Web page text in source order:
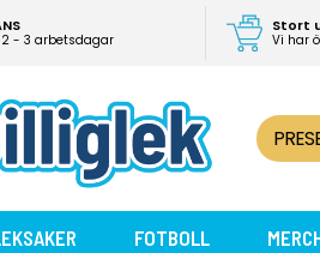
- 3 arbetsdagar
Stort
Vi har
FOTBOLL